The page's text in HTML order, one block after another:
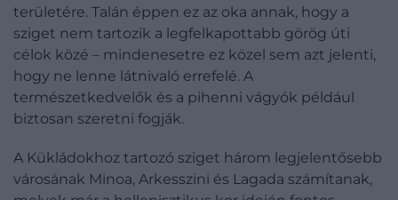
területére. Talán éppen ez az oka annak, hogy a
sziget nem tartozik a legfelkapottabb görög úti
célok közé – mindenesetre ez közel sem azt jelenti,
hogy ne lenne látnivaló errefelé. A
természetkedvelők és a pihenni vágyók például
biztosan szeretni fogják.
A Kükládokhoz tartozó sziget három legjelentősebb
városának Minoa, Arkesszini és Lagada számítanak,